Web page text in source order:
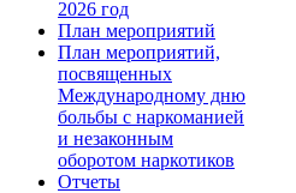
2026 год
План мероприятий
План мероприятий,
посвященных
Международному дню
больбы с наркоманией
и незаконным
оборотом наркотиков
Отчеты